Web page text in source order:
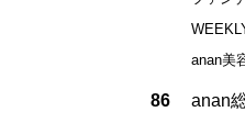
anan美
86 anan